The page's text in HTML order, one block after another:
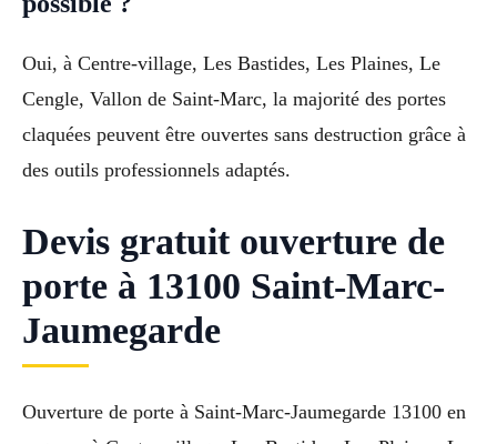
Oui, à Centre-village, Les Bastides, Les Plaines, Le
Cengle, Vallon de Saint-Marc, la majorité des portes
claquées peuvent être ouvertes sans destruction grâce à
des outils professionnels adaptés.
Devis gratuit ouverture de
porte à 13100 Saint-Marc-
Jaumegarde
Ouverture de porte à Saint-Marc-Jaumegarde 13100 en